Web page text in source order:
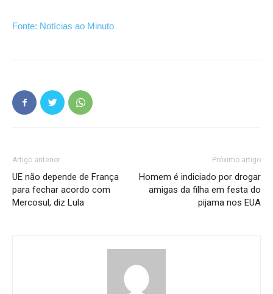
Fonte: Notícias ao Minuto
Artigo anterior
UE não depende de França
para fechar acordo com
Mercosul, diz Lula
Próximo artigo
Homem é indiciado por drogar
amigas da filha em festa do
pijama nos EUA